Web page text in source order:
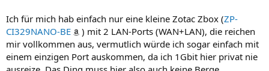
Ich für mich hab einfach nur eine kleine Zotac Zbox (ZP-
CI329NANO-BE
) mit 2 LAN-Ports (WAN+LAN), die reichen
mir vollkommen aus, vermutlich würde ich sogar einfach mit
einem einzigen Port auskommen, da ich 1Gbit hier privat nie